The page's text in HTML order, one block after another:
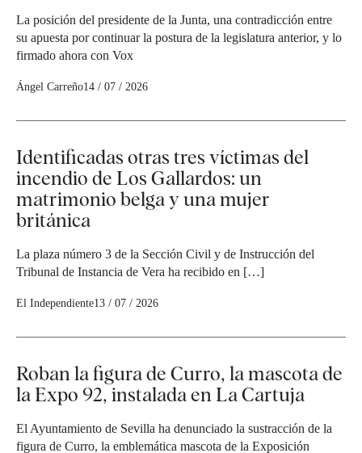
La posición del presidente de la Junta, una contradicción entre
su apuesta por continuar la postura de la legislatura anterior, y lo
firmado ahora con Vox
Ángel Carreño14 / 07 / 2026
Identificadas otras tres víctimas del
incendio de Los Gallardos: un
matrimonio belga y una mujer
británica
La plaza número 3 de la Sección Civil y de Instrucción del
Tribunal de Instancia de Vera ha recibido en […]
El Independiente13 / 07 / 2026
Roban la figura de Curro, la mascota de
la Expo 92, instalada en La Cartuja
El Ayuntamiento de Sevilla ha denunciado la sustracción de la
figura de Curro, la emblemática mascota de la Exposición